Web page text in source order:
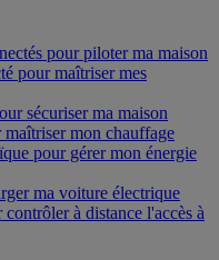
pour piloter ma maison
pour maîtriser mes
sécuriser ma maison
mon chauffage
pour gérer mon énergie
ma voiture électrique
à distance l'accès à